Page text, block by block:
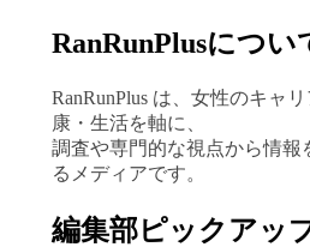
RanRunPlusについ
RanRunPlus は、女性のキャ
康・生活を軸に、
調査や専門的な視点から情報
るメディアです。
編集部ピックアッ